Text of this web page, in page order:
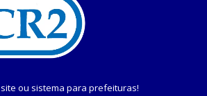
ou sistema para prefeituras!